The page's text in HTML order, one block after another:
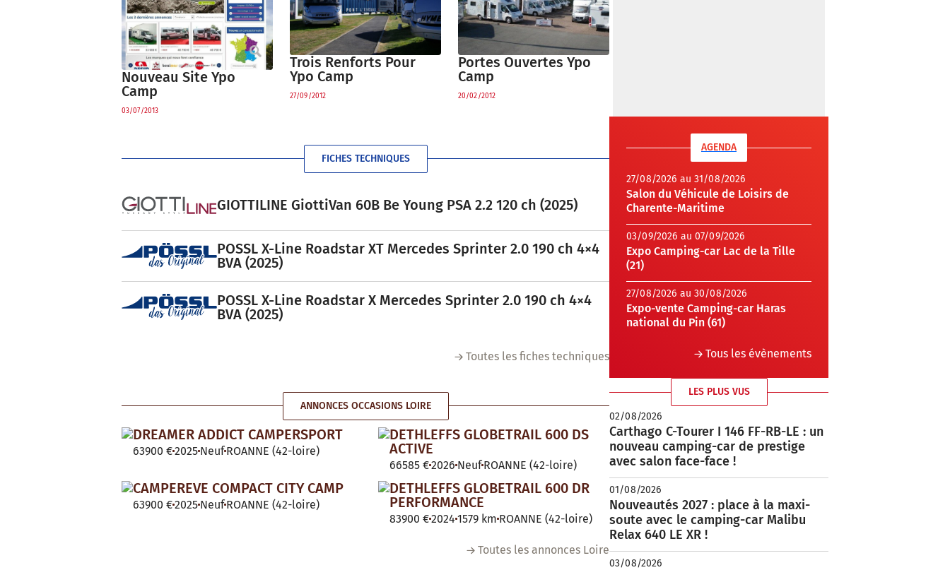
Nouveau Site Ypo
Camp
03/07/2013
Trois Renforts Pour
Ypo Camp
27/09/2012
Portes Ouvertes Ypo
Camp
20/02/2012
FICHES TECHNIQUES
GIOTTILINE GiottiVan 60B Be Young PSA 2.2 120 ch (2025)
POSSL X-Line Roadstar XT Mercedes Sprinter 2.0 190 ch 4×4
BVA (2025)
POSSL X-Line Roadstar X Mercedes Sprinter 2.0 190 ch 4×4
BVA (2025)
Toutes les fiches techniques
ANNONCES OCCASIONS LOIRE
DREAMER ADDICT CAMPERSPORT
63900 €2025 Neuf ROANNE (42-loire)
DETHLEFFS GLOBETRAIL 600 DS
ACTIVE
66585 €2026 Neuf ROANNE (42-loire)
CAMPEREVE COMPACT CITY CAMP
63900 €2025 Neuf ROANNE (42-loire)
DETHLEFFS GLOBETRAIL 600 DR
PERFORMANCE
83900 €2024 1579 km ROANNE (42-loire)
Toutes les annonces Loire
AGENDA
27/08/2026 au 31/08/2026
Salon du Véhicule de Loisirs de
Charente-Maritime
03/09/2026 au 07/09/2026
Expo Camping-car Lac de la Tille
(21)
27/08/2026 au 30/08/2026
Expo-vente Camping-car Haras
national du Pin (61)
Tous les évènements
LES PLUS VUS
02/08/2026
Carthago C-Tourer I 146 FF-RB-LE : un
nouveau camping-car de prestige
avec salon face-face !
01/08/2026
Nouveautés 2027 : place à la maxi-
soute avec le camping-car Malibu
Relax 640 LE XR !
03/08/2026